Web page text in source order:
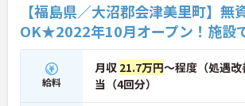
【福島県／大沼郡会津美里町】無
OK★2022年10月オープン！施設
給料
月収 21.7万円～程度（処遇
当（4回分）